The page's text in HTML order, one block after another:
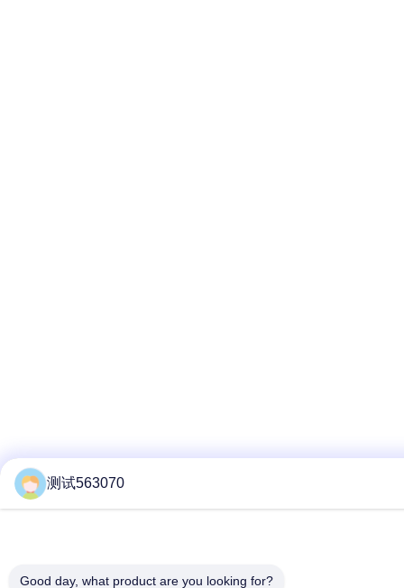
测试563070
Good day, what product are you looking for?